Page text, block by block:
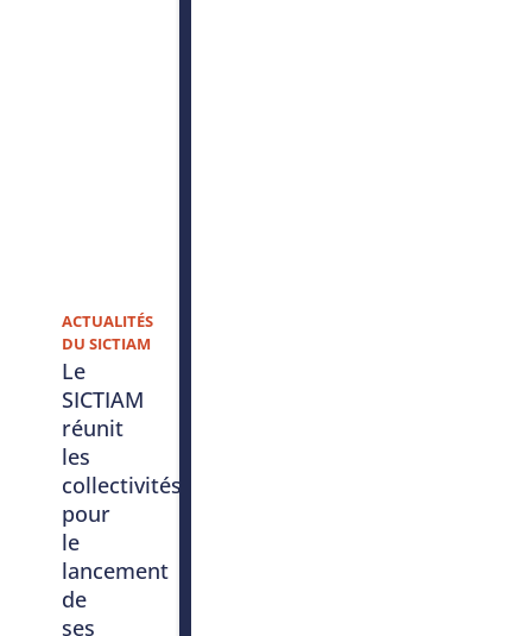
ACTUALITÉS
DU SICTIAM
Le
SICTIAM
réunit
les
collectivités
pour
le
lancement
de
ses